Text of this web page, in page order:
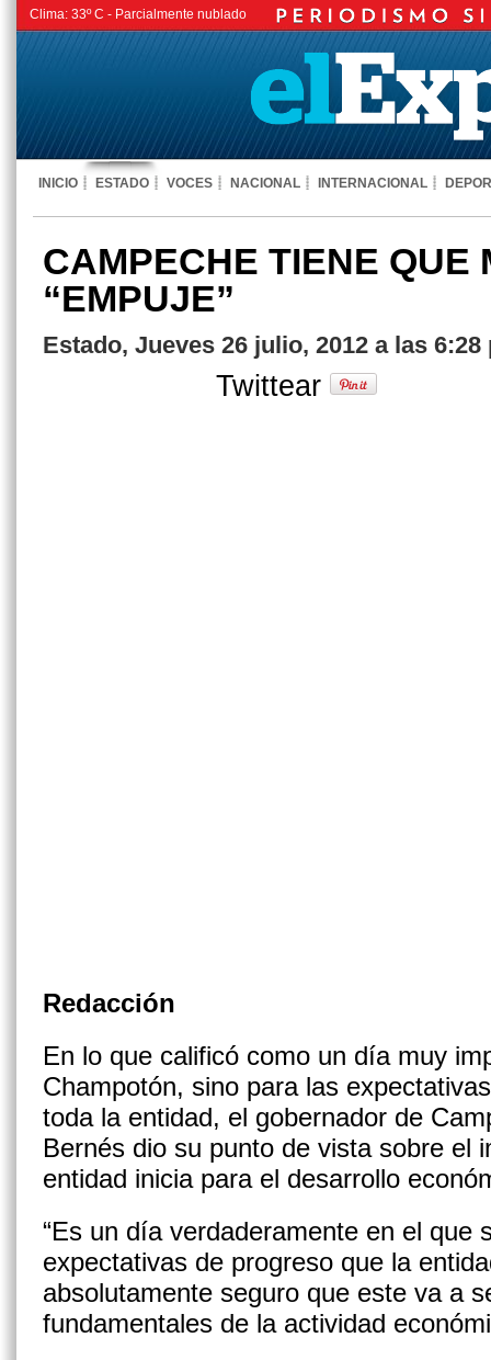
Clima: 33º C - Parcialmente nublado
INICIO ESTADO VOCES NACIONAL INTERNACIONAL
CAMPECHE TIENE QUE
“EMPUJE”
Estado, Jueves 26 julio, 2012 a las 6:28
Twittear
Redacción
En lo que calificó como un día muy
Champotón, sino para las
toda la entidad, el gobernador de
Bernés dio su punto de vista sobre el
entidad inicia para el desarrollo
“Es un día verdaderamente en el que
expectativas de progreso que la
absolutamente seguro que este va a
fundamentales de la actividad